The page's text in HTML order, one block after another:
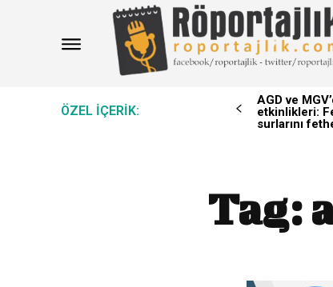
ÖZEL IÇERIK:
AGD ve
etkinlikleri:
surlarını
Tag: